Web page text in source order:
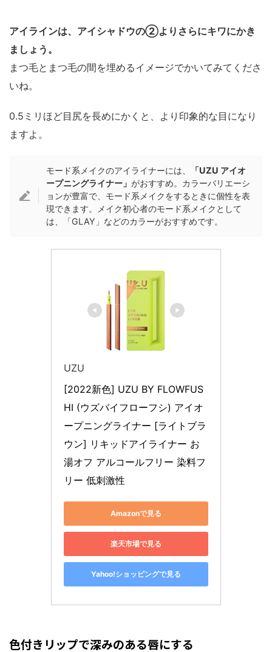
アイラインは、アイシャドウの②よりさらにキワにかき
ましょう。
まつ毛とまつ毛の間を埋めるイメージでかいてみてくださ
いね。
0.5ミリほど目尻を長めにかくと、より印象的な目になり
ますよ。
モード系メイクのアイライナーには、
「UZU アイオ
ープニングライナー」がおすすめ。カラーバリエーシ
ョンが豊富で、モード系メイクをするときに個性を表
現できます。メイク初心者のモード系メイクとして
は、「GLAY」などのカラーがおすすめです。
UZU
[2022新色] UZU BY FLOWFUS
HI (ウズバイフローフシ) アイオ
ープニングライナー [ライトブラ
ウン] リキッドアイライナー お
湯オフ アルコールフリー 染料フ
リー 低刺激性
Amazonで見る
楽天市場で見る
Yahoo!ショッピングで見る
色付きリップで深みのある唇にする